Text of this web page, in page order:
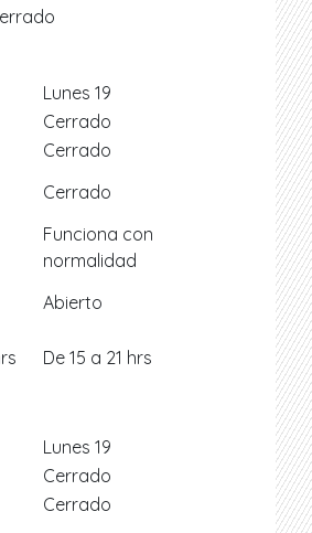
Lunes 19
Cerrado
Cerrado
Cerrado
Funciona con
normalidad
Abierto
De 15 a 21 hrs
Lunes 19
Cerrado
Cerrado